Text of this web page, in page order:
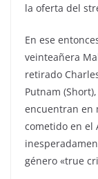
la oferta del
En ese
veinteañera
retirado
Putnam
encuentran en
cometido en el
género «true